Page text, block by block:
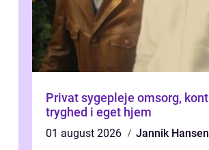
Privat sygepleje omsorg, kontinuitet og
tryghed i eget hjem
01 august 2026
Jannik Hansen